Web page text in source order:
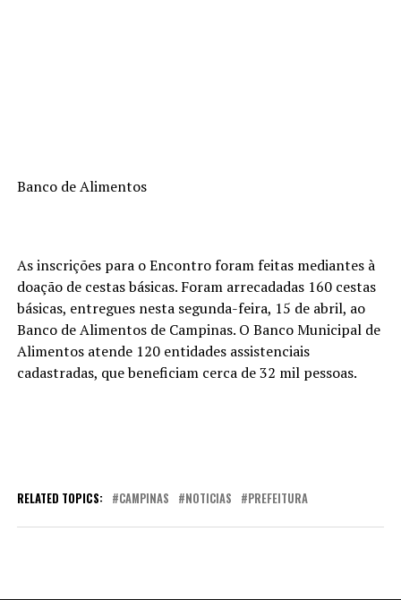
Banco de Alimentos
As inscrições para o Encontro foram feitas mediantes à
doação de cestas básicas. Foram arrecadadas 160 cestas
básicas, entregues nesta segunda-feira, 15 de abril, ao
Banco de Alimentos de Campinas. O Banco Municipal de
Alimentos atende 120 entidades assistenciais
cadastradas, que beneficiam cerca de 32 mil pessoas.
RELATED TOPICS: CAMPINAS NOTICIAS PREFEITURA